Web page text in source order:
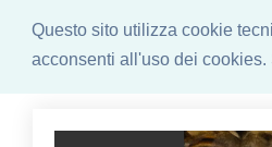
Questo sito utilizza cookie
acconsenti all'uso dei